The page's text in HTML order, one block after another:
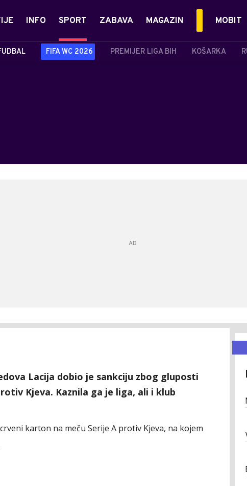
INFO SPORT
FIFA WC 2026 PREMIJER LIGA BIH KOŠARKA
ZABAVA MAGAZIN MOBIT
Lacija dobio je sankciju zbog gluposti
Kjeva. Kaznila ga je liga, ali i klub
karton na meču Serije A protiv Kjeva, na kojem